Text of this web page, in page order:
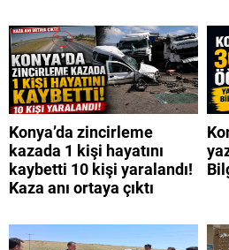
Konya’da zincirleme
kazada 1 kişi hayatını
kaybetti 10 kişi yaralandı!
Kaza anı ortaya çıktı